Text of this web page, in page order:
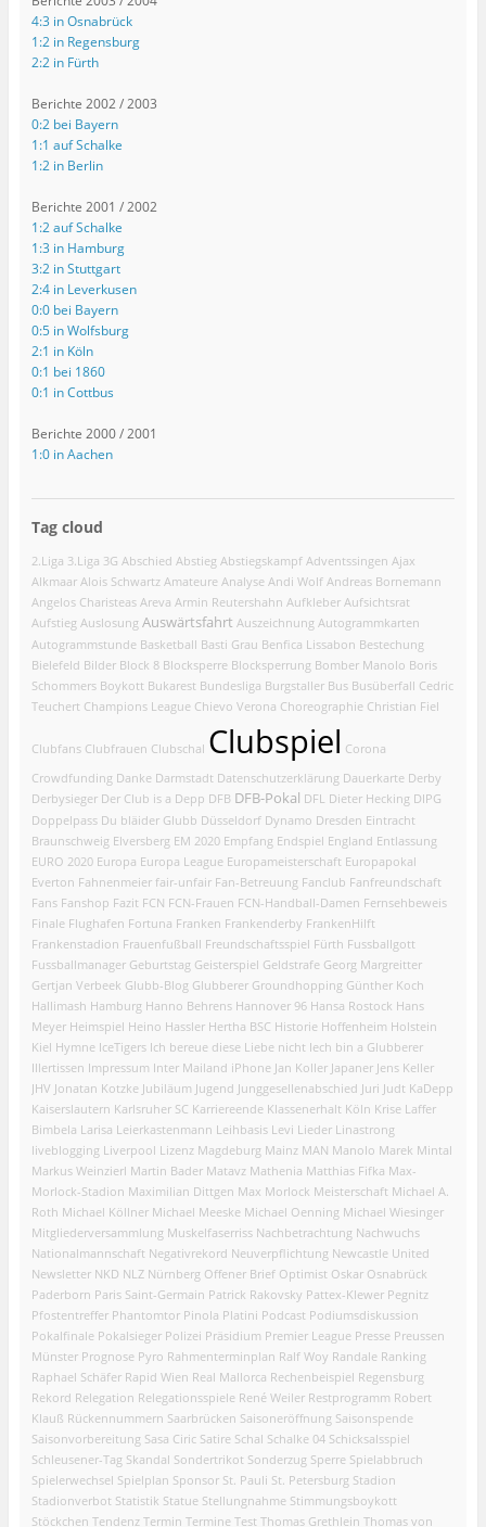
4:3 in Osnabrück
1:2 in Regensburg
2:2 in Fürth
Berichte 2002 / 2003
0:2 bei Bayern
1:1 auf Schalke
1:2 in Berlin
Berichte 2001 / 2002
1:2 auf Schalke
1:3 in Hamburg
3:2 in Stuttgart
2:4 in Leverkusen
0:0 bei Bayern
0:5 in Wolfsburg
2:1 in Köln
0:1 bei 1860
0:1 in Cottbus
Berichte 2000 / 2001
1:0 in Aachen
Tag cloud
2.Liga 3.Liga 3G Abschied Abstieg Abstiegskampf Adventssingen Ajax
Alkmaar Alois Schwartz Amateure Analyse Andi Wolf Andreas Bornemann
Angelos Charisteas Areva Armin Reutershahn Aufkleber Aufsichtsrat
Aufstieg Auslosung Auswärtsfahrt Auszeichnung Autogrammkarten
Autogrammstunde Basketball Basti Grau Benfica Lissabon Bestechung
Bielefeld Bilder Block 8 Blocksperre Blocksperrung Bomber Manolo Boris
Schommers Boykott Bukarest Bundesliga Burgstaller Bus Busüberfall Cedric
Teuchert Champions League Chievo Verona Choreographie Christian Fiel
Clubfans Clubfrauen Clubschal Clubspiel Corona
Crowdfunding Danke Darmstadt Datenschutzerklärung Dauerkarte Derby
Derbysieger Der Club is a Depp DFB DFB-Pokal DFL Dieter Hecking DIPG
Doppelpass Du bläider Glubb Düsseldorf Dynamo Dresden Eintracht
Braunschweig Elversberg EM 2020 Empfang Endspiel England Entlassung
EURO 2020 Europa Europa League Europameisterschaft Europapokal
Everton Fahnenmeier fair-unfair Fan-Betreuung Fanclub Fanfreundschaft
Fans Fanshop Fazit FCN FCN-Frauen FCN-Handball-Damen Fernsehbeweis
Finale Flughafen Fortuna Franken Frankenderby FrankenHilft
Frankenstadion Frauenfußball Freundschaftsspiel Fürth Fussballgott
Fussballmanager Geburtstag Geisterspiel Geldstrafe Georg Margreitter
Gertjan Verbeek Glubb-Blog Glubberer Groundhopping Günther Koch
Hallimash Hamburg Hanno Behrens Hannover 96 Hansa Rostock Hans
Meyer Heimspiel Heino Hassler Hertha BSC Historie Hoffenheim Holstein
Kiel Hymne IceTigers Ich bereue diese Liebe nicht Iech bin a Glubberer
Illertissen Impressum Inter Mailand iPhone Jan Koller Japaner Jens Keller
JHV Jonatan Kotzke Jubiläum Jugend Junggesellenabschied Juri Judt KaDepp
Kaiserslautern Karlsruher SC Karriereende Klassenerhalt Köln Krise Laffer
Bimbela Larisa Leierkastenmann Leihbasis Levi Lieder Linastrong
liveblogging Liverpool Lizenz Magdeburg Mainz MAN Manolo Marek Mintal
Markus Weinzierl Martin Bader Matavz Mathenia Matthias Fifka Max-
Morlock-Stadion Maximilian Dittgen Max Morlock Meisterschaft Michael A.
Roth Michael Köllner Michael Meeske Michael Oenning Michael Wiesinger
Mitgliederversammlung Muskelfaserriss Nachbetrachtung Nachwuchs
Nationalmannschaft Negativrekord Neuverpflichtung Newcastle United
Newsletter NKD NLZ Nürnberg Offener Brief Optimist Oskar Osnabrück
Paderborn Paris Saint-Germain Patrick Rakovsky Pattex-Klewer Pegnitz
Pfostentreffer Phantomtor Pinola Platini Podcast Podiumsdiskussion
Pokalfinale Pokalsieger Polizei Präsidium Premier League Presse Preussen
Münster Prognose Pyro Rahmenterminplan Ralf Woy Randale Ranking
Raphael Schäfer Rapid Wien Real Mallorca Rechenbeispiel Regensburg
Rekord Relegation Relegationsspiele René Weiler Restprogramm Robert
Klauß Rückennummern Saarbrücken Saisoneröffnung Saisonspende
Saisonvorbereitung Sasa Ciric Satire Schal Schalke 04 Schicksalsspiel
Schleusener-Tag Skandal Sondertrikot Sonderzug Sperre Spielabbruch
Spielerwechsel Spielplan Sponsor St. Pauli St. Petersburg Stadion
Stadionverbot Statistik Statue Stellungnahme Stimmungsboykott
Stöckchen Tendenz Termin Termine Test Thomas Grethlein Thomas von